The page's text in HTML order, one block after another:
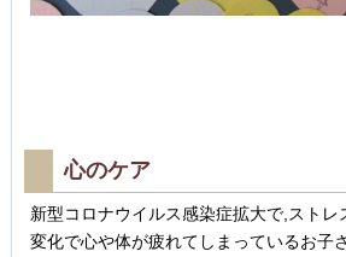
心のケア
新型コロナウイルス感染症拡大で,ストレ
変化で心や体が疲れてしまっているお子